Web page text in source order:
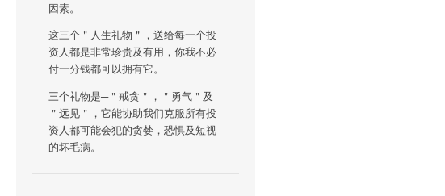
因素。
这三个＂人生礼物＂，送给每一个投
资人都是非常珍贵及有用，你我不必
付一分钱都可以拥有它。
三个礼物是─＂戒贪＂，＂勇气＂及
＂远见＂，它能协助我们克服所有投
资人都可能会犯的贪婪，恐惧及短视
的坏毛病。